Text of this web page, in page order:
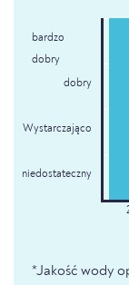
bardzo
dobry
dobry
Wystarczająco
niedostateczny
*Jakość wody